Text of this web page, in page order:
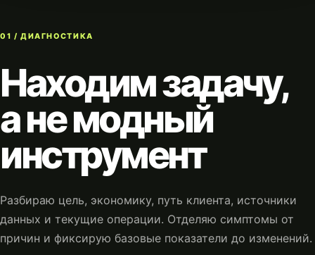
01 / ДИАГНОСТИКА
Находим задачу,
а не модный
инструмент
Разбираю цель, экономику, путь клиента, источники
данных и текущие операции. Отделяю симптомы от
причин и фиксирую базовые показатели до изменений.